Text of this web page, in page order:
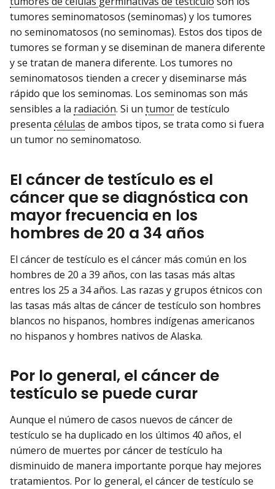
tumores seminomatosos (seminomas) y los tumores
no seminomatosos (no seminomas). Estos dos tipos de
tumores se forman y se diseminan de manera diferente
y se tratan de manera diferente. Los tumores no
seminomatosos tienden a crecer y diseminarse más
rápido que los seminomas. Los seminomas son más
sensibles a la radiación. Si un tumorde testículo
presenta células de ambos tipos, se trata como si fuera
un tumor no seminomatoso.
El cáncer de testículo es el
cáncer que se diagnóstica con
mayor frecuencia en los
hombres de 20 a 34 años
El cáncer de testículo es el cáncer más común en los
hombres de 20 a 39 años, con las tasas más altas
entres los 25 a 34 años. Las razas y grupos étnicos con
las tasas más altas de cáncer de testículo son hombres
blancos no hispanos, hombres indígenas americanos
no hispanos y hombres nativos de Alaska.
Por lo general, el cáncer de
testículo se puede curar
Aunque el número de casos nuevos de cáncer de
testículo se ha duplicado en los últimos 40 años, el
número de muertes por cáncer de testículo ha
disminuido de manera importante porque hay mejores
tratamientos. Por lo general, el cáncer de testículo se